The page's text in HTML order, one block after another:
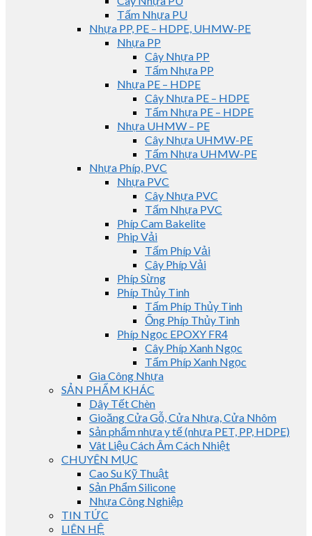
Tấm Nhựa PU
Nhựa PP, PE – HDPE, UHMW-PE
Nhựa PP
Cây Nhựa PP
Tấm Nhựa PP
Nhựa PE – HDPE
Cây Nhựa PE – HDPE
Tấm Nhựa PE – HDPE
Nhựa UHMW – PE
Cây Nhựa UHMW-PE
Tấm Nhựa UHMW-PE
Nhựa Phíp, PVC
Nhựa PVC
Cây Nhựa PVC
Tấm Nhựa PVC
Phíp Cam Bakelite
Phip Vải
Tấm Phíp Vải
Cây Phíp Vải
Phíp Sừng
Phíp Thủy Tinh
Tấm Phíp Thủy Tinh
Ống Phíp Thủy Tinh
Phíp Ngọc EPOXY FR4
Cây Phíp Xanh Ngọc
Tấm Phíp Xanh Ngọc
Gia Công Nhựa
SẢN PHẨM KHÁC
Dây Tết Chèn
Gioăng Cửa Gỗ, Cửa Nhựa, Cửa Nhôm
Sản phẩm nhựa y tế (nhựa PET, PP, HDPE)
Vât Liệu Cách Âm Cách Nhiệt
CHUYÊN MỤC
Cao Su Kỹ Thuật
Sản Phẩm Silicone
Nhựa Công Nghiệp
TIN TỨC
LIÊN HỆ